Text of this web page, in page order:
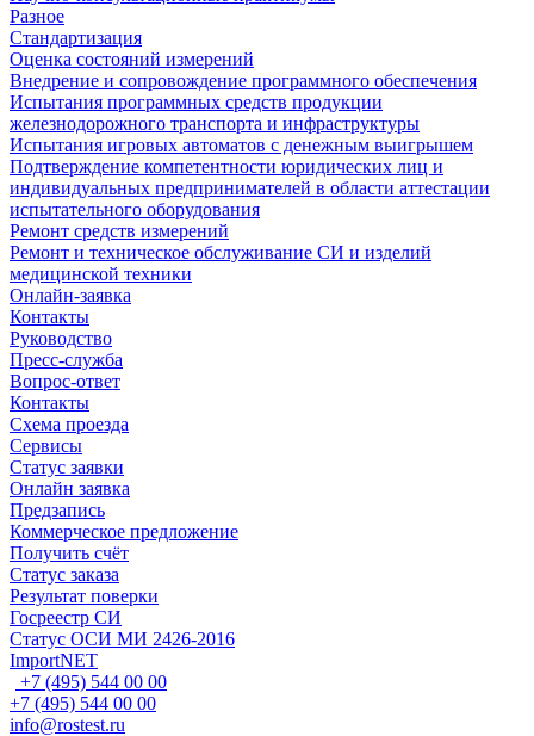
Разное
Стандартизация
Оценка состояний измерений
Внедрение и сопровождение программного обеспечения
Испытания программных средств продукции
железнодорожного транспорта и инфраструктуры
Испытания игровых автоматов с денежным выигрышем
Подтверждение компетентности юридических лиц и
индивидуальных предпринимателей в области аттестации
испытательного оборудования
Ремонт средств измерений
Ремонт и техническое обслуживание СИ и изделий
медицинской техники
Онлайн-заявка
Контакты
Руководство
Пресс-служба
Вопрос-ответ
Контакты
Схема проезда
Сервисы
Статус заявки
Онлайн заявка
Предзапись
Коммерческое предложение
Получить счёт
Статус заказа
Результат поверки
Госреестр СИ
Статус ОСИ МИ 2426-2016
ImportNET
+7 (495) 544 00 00
+7 (495) 544 00 00
info@rostest.ru